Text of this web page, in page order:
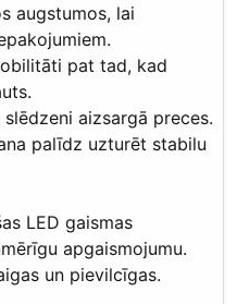
augstumos, lai
pat tad, kad
aizsargā preces.
palīdz uzturēt stabilu
LED gaismas
apgaismojumu.
un pievilcīgas.